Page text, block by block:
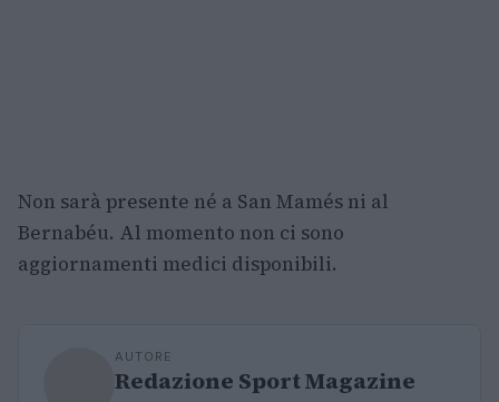
Non sarà presente né a San Mamés ni al
Bernabéu. Al momento non ci sono
aggiornamenti medici disponibili.
AUTORE
Redazione Sport Magazine